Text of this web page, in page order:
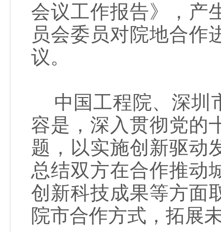
会议工作报告》，产
员会委员对院地合作
议。
中国工程院、深圳
容是，深入贯彻党的
题，以实施创新驱动
总结双方在合作推动
创新科技成果等方面
院市合作方式，拓展